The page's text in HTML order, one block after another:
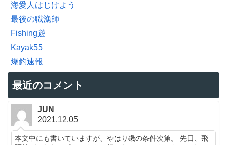
海愛人はじけよう
最後の職漁師
Fishing遊
Kayak55
爆釣速報
最近のコメント
JUN
2021.12.05
本文中にも書いていますが、やはり磯の条件次第。 先日、飛